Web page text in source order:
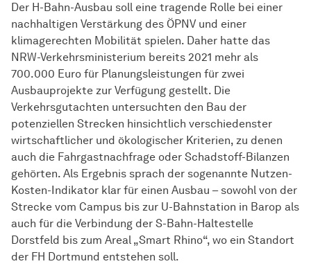
Der H-Bahn-Ausbau soll eine tragende Rolle bei einer
nachhaltigen Verstärkung des ÖPNV und einer
klimagerechten Mobilität spielen. Daher hatte das
NRW-Verkehrsministerium bereits 2021 mehr als
700.000 Euro für Planungsleistungen für zwei
Ausbauprojekte zur Verfügung gestellt. Die
Verkehrsgutachten untersuchten den Bau der
potenziellen Strecken hinsichtlich verschiedenster
wirtschaftlicher und ökologischer Kriterien, zu denen
auch die Fahrgastnachfrage oder Schadstoff-Bilanzen
gehörten. Als Ergebnis sprach der sogenannte Nutzen-
Kosten-Indikator klar für einen Ausbau – sowohl von der
Strecke vom Campus bis zur U-Bahnstation in Barop als
auch für die Verbindung der S-Bahn-Haltestelle
Dorstfeld bis zum Areal „Smart Rhino“, wo ein Standort
der FH Dortmund entstehen soll.